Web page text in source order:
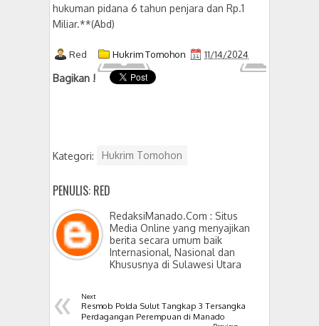
hukuman pidana 6 tahun penjara dan Rp.1
Miliar.**(Abd)
Red Hukrim Tomohon 11/14/2024
Bagikan !
Kategori: Hukrim Tomohon
PENULIS: RED
RedaksiManado.Com : Situs
Media Online yang menyajikan
berita secara umum baik
Internasional, Nasional dan
Khususnya di Sulawesi Utara
« Next
Resmob Polda Sulut Tangkap 3 Tersangka
Perdagangan Perempuan di Manado